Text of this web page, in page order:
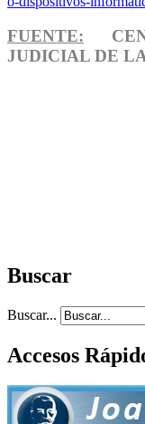
FUENTE:
JUDICIAL DE
Buscar
Buscar...
Accesos